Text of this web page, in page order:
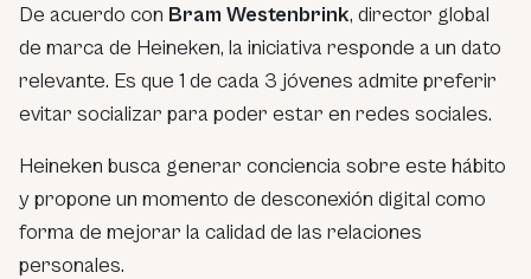
De acuerdo con Bram Westenbrink, director global
de marca de Heineken, la iniciativa responde a un dato
relevante. Es que 1 de cada 3 jóvenes admite preferir
evitar socializar para poder estar en redes sociales.
Heineken busca generar conciencia sobre este hábito
y propone un momento de desconexión digital como
forma de mejorar la calidad de las relaciones
personales.